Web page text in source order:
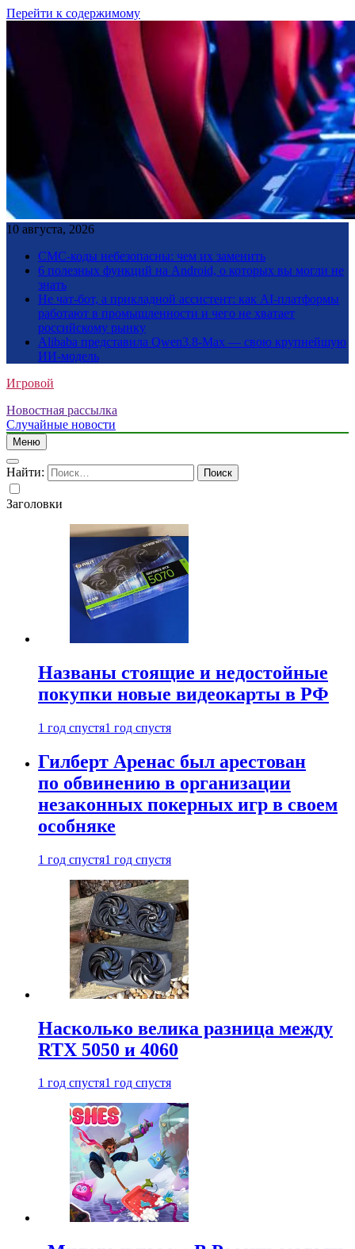
Перейти к содержимому
10 августа, 2026
СМС-коды небезопасны: чем их заменить
6 полезных функций на Android, о которых вы могли не
знать
Не чат-бот, а прикладной ассистент: как AI-платформы
работают в промышленности и чего не хватает
российскому рынку
Alibaba представила Qwen3.8-Max — свою крупнейшую
ИИ-модель
Игровой
Новостная рассылка
Случайные новости
Меню
Найти:
Заголовки
Названы стоящие и недостойные
покупки новые видеокарты в РФ
1 год спустя1 год спустя
Гилберт Аренас был арестован
по обвинению в организации
незаконных покерных игр в своем
особняке
1 год спустя1 год спустя
Насколько велика разница между
RTX 5050 и 4060
1 год спустя1 год спустя